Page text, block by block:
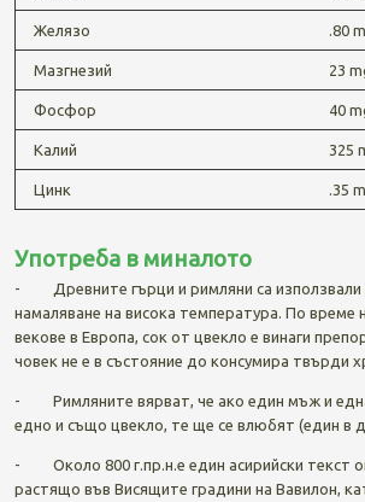
Желязо .80
Мазгнезий 23
Фосфор 40
Калий 325
Цинк .35
Употреба в миналото
- Древните гърци и римляни са използвали
намаляване на висока температура. По време
векове в Европа, сок от цвекло е винаги
човек не е в състояние до консумира твърди
- Римляните вярват, че ако един мъж и
едно и също цвекло, те ще се влюбят (един в
- Около 800 г.пр.н.е един асирийски текст
растящо във Висящите градини на Вавилон,